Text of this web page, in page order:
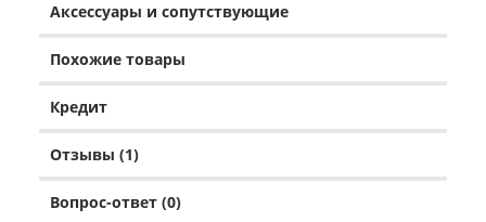
Аксессуары и сопутствующие
Похожие товары
Кредит
Отзывы (1)
Вопрос-ответ (0)